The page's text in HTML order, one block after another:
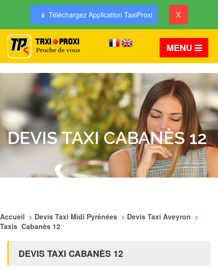
📱 Téléchargez Application TaxiProxi X
MENU
DEVIS TAXI CABANÈS 12
Accueil > Devis Taxi Midi Pyrénées > Devis Taxi Aveyron >
Taxis Cabanès 12
DEVIS TAXI CABANÈS 12